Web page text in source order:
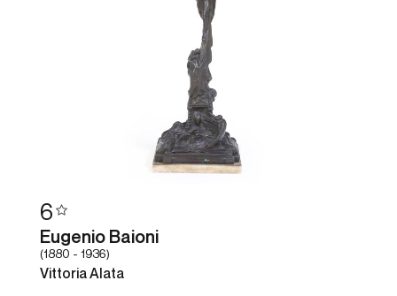
6
Eugenio Baioni
(1880 - 1936)
Vittoria Alata